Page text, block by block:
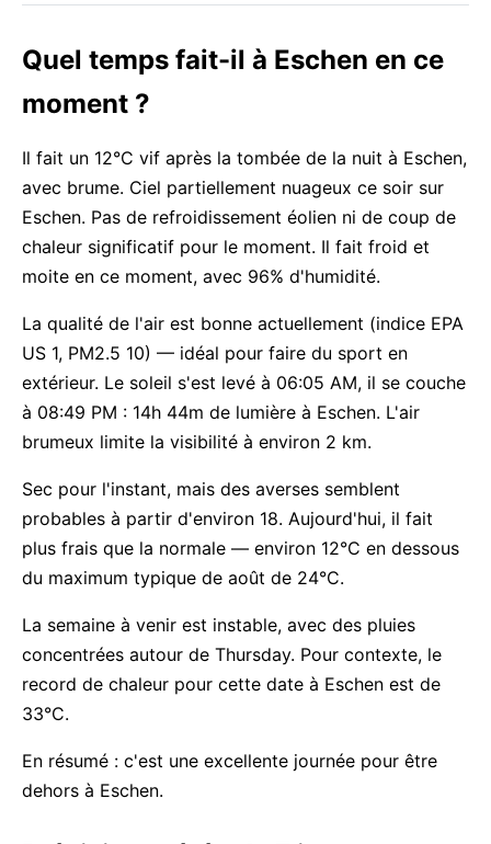
Quel temps fait-il à Eschen en ce
moment ?
Il fait un 12°C vif après la tombée de la nuit à Eschen,
avec brume. Ciel partiellement nuageux ce soir sur
Eschen. Pas de refroidissement éolien ni de coup de
chaleur significatif pour le moment. Il fait froid et
moite en ce moment, avec 96% d'humidité.
La qualité de l'air est bonne actuellement (indice EPA
US 1, PM2.5 10) — idéal pour faire du sport en
extérieur. Le soleil s'est levé à 06:05 AM, il se couche
à 08:49 PM : 14h 44m de lumière à Eschen. L'air
brumeux limite la visibilité à environ 2 km.
Sec pour l'instant, mais des averses semblent
probables à partir d'environ 18. Aujourd'hui, il fait
plus frais que la normale — environ 12°C en dessous
du maximum typique de août de 24°C.
La semaine à venir est instable, avec des pluies
concentrées autour de Thursday. Pour contexte, le
record de chaleur pour cette date à Eschen est de
33°C.
En résumé : c'est une excellente journée pour être
dehors à Eschen.